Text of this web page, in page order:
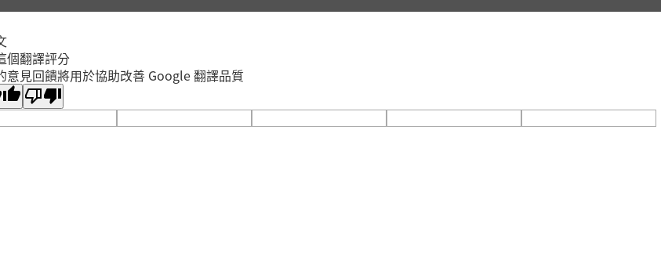
個翻譯評分
意見回饋將用於協助改善 Google 翻譯品質